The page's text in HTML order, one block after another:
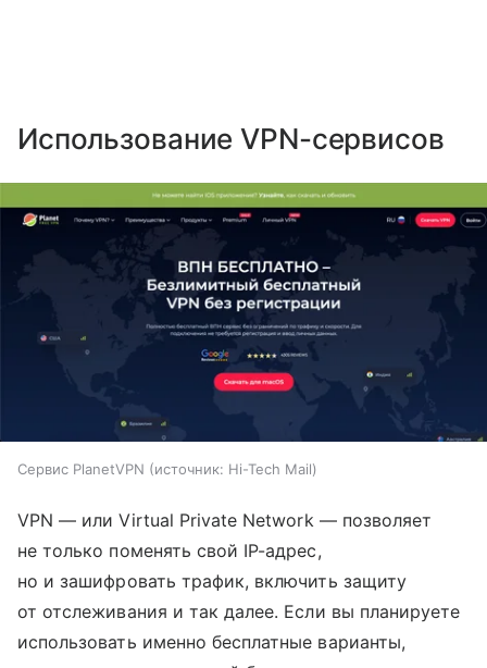
Использование VPN-сервисов
Сервис PlanetVPN источник: Hi-Tech Mail
VPN — или Virtual Private Network — позволяет
не только поменять свой IP-адрес,
но и зашифровать трафик, включить защиту
от отслеживания и так далее. Если вы планируете
использовать именно бесплатные варианты,